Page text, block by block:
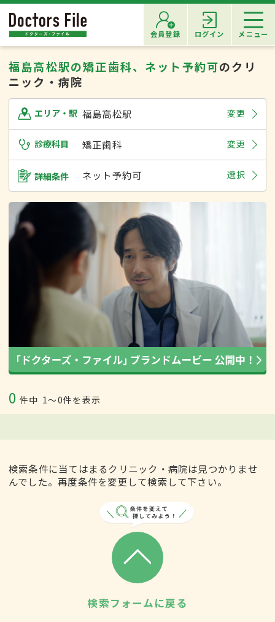
会員登録 ログイン メニュー
福島高松駅の矯正歯科、ネット予約可のクリ
ニック・病院
エリア・駅 福島高松駅 変更
診療科目 矯正歯科 変更
詳細条件 ネット予約可 選択
0 件中 1〜0件を表示
検索条件に当てはまるクリニック・病院は見つかりませ
んでした。再度条件を変更して検索して下さい。
検索フォームに戻る